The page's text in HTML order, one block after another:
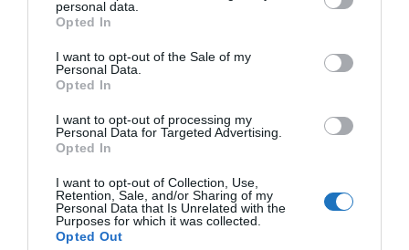
grant or deny consent to Google and its third-party tags to
use your data for below specified purposes in below Google
consent section.
personal data.
Opted In
I want to opt-out of the Sale of my
Personal Data.
Opted In
I want to opt-out of processing my
Personal Data for Targeted Advertising.
Opted In
I want to opt-out of Collection, Use,
Retention, Sale, and/or Sharing of my
Personal Data that Is Unrelated with the
Purposes for which it was collected.
Opted Out
2021. január 4. hétfőn, az újév első munkanapjától
kezdve újra elérhetővé válnak a fürdőgyógyászati
kezelések a Kecskeméti Fürdőben.
OLVASS TOVÁBB